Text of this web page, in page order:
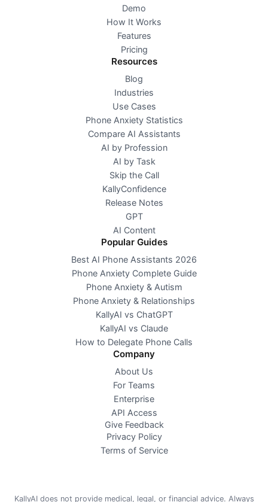
Demo
How It Works
Features
Pricing
Resources
Blog
Industries
Use Cases
Phone Anxiety Statistics
Compare AI Assistants
AI by Profession
AI by Task
Skip the Call
KallyConfidence
Release Notes
GPT
AI Content
Popular Guides
Best AI Phone Assistants 2026
Phone Anxiety Complete Guide
Phone Anxiety & Autism
Phone Anxiety & Relationships
KallyAI vs ChatGPT
KallyAI vs Claude
How to Delegate Phone Calls
Company
About Us
For Teams
Enterprise
API Access
Give Feedback
Privacy Policy
Terms of Service
KallyAI does not provide medical, legal, or financial advice. Always